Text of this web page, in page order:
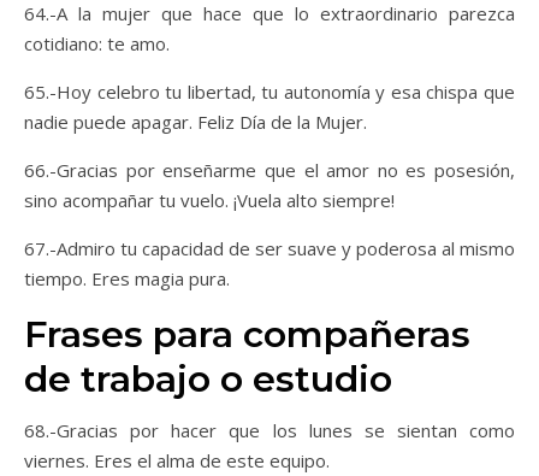
64.-A la mujer que hace que lo extraordinario parezca
cotidiano: te amo.
65.-Hoy celebro tu libertad, tu autonomía y esa chispa que
nadie puede apagar. Feliz Día de la Mujer.
66.-Gracias por enseñarme que el amor no es posesión,
sino acompañar tu vuelo. ¡Vuela alto siempre!
67.-Admiro tu capacidad de ser suave y poderosa al mismo
tiempo. Eres magia pura.
Frases para compañeras
de trabajo o estudio
68.-Gracias por hacer que los lunes se sientan como
viernes. Eres el alma de este equipo.